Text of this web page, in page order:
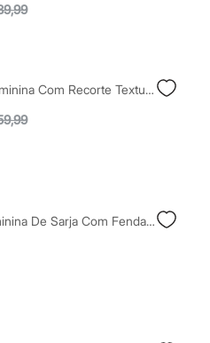
Saia Curta Feminina Com Recorte Texturizada Marrom
Saia Midi Feminina De Sarja Com Fenda Off White